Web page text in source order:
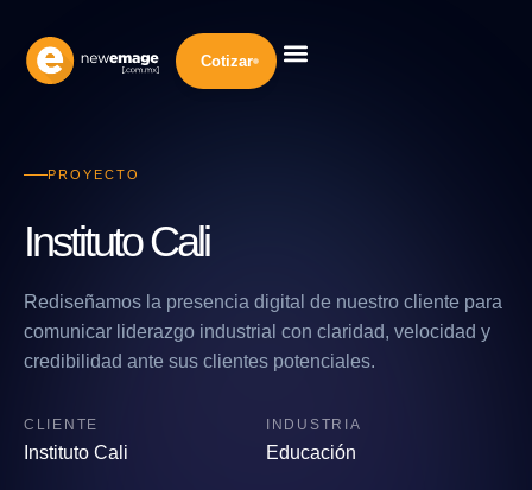
Cotizar
PROYECTO
Instituto Cali
Rediseñamos la presencia digital de nuestro cliente para
comunicar liderazgo industrial con claridad, velocidad y
credibilidad ante sus clientes potenciales.
CLIENTE
Instituto Cali
INDUSTRIA
Educación